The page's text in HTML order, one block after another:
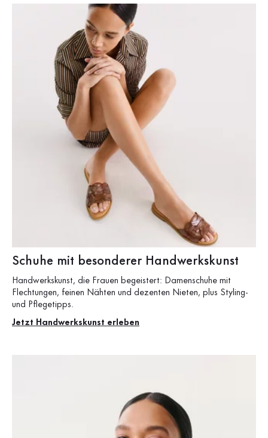
Schuhe mit besonderer Handwerkskunst
Handwerkskunst, die Frauen begeistert: Damenschuhe mit
Flechtungen, feinen Nähten und dezenten Nieten, plus Styling-
und Pflegetipps.
Jetzt Handwerkskunst erleben